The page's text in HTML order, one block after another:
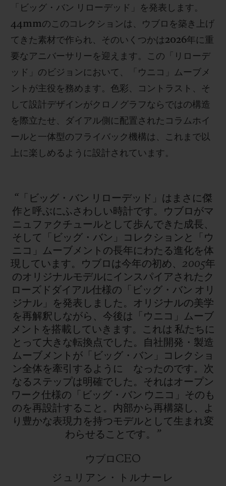
「ビッグ・バン リローデッド」を発表します。
44mmのこのコレクションは、ウブロを築き上げ
てきた素材で作られ、そのいくつかは2026年に重
要なアニバーサリーを迎えます。この「リローデ
ッド」のビジョンにおいて、「ウニコ」ムーブメ
ントが主役を務めます。色彩、コントラスト、そ
して設計デザインがクロノグラフならではの構造
を際立たせ、ダイアル側に配置されたコラムホイ
ールと一体型のフライバック機構は、これまで以
上に楽しめるように設計されています。
“「ビッグ・バン リローデッド」はまさに傑
作と呼ぶにふさわしい時計です。ウブロがマ
ニュファクチュールとして歩んできた成長、
そして「ビッグ・バン」コレクションと「ウ
ニコ」ムーブメントの長年にわたる進化を体
現しています。ウブロは今年の初め、2005年
のオリジナルモデルにインスパイアされたク
ローズドダイアル仕様の「ビッグ・バン オリ
ジナル」を発表しました。オリジナルの美学
を再解釈しながら、今後は「ウニコ」ムーブ
メントを搭載していきます。これは 私たちに
とって大きな転換点でした。自社開発・製造
ムーブメントが「ビッグ・バン」コレクショ
ン全体を牽引するように なったのです。次
なるステップは明確でした。それはオープン
ワーク仕様の「ビッグ・バン ウニコ」そのも
のを再設計すること。内部から再構築し、よ
り豊かな表現力を持つモデルとして生まれ変
わらせることです。”
ウブロCEO
ジュリアン・トルナーレ
お問い合わせ
ブティック検索